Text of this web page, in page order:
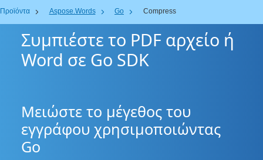
Προϊόντα Aspose.Words Go Compress
Συμπιέστε το PDF αρχείο ή
Word σε Go SDK
Μειώστε το μέγεθος του
εγγράφου χρησιμοποιώντας
Go